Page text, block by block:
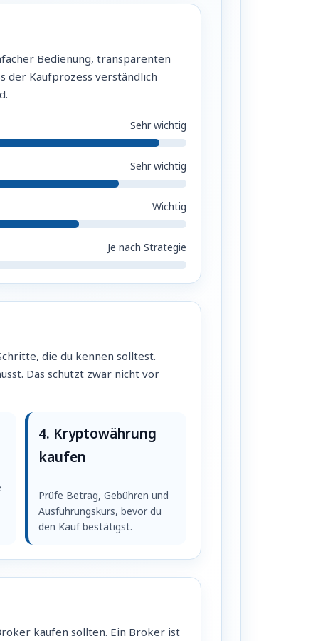
Bedienung, transparenten
der Kaufprozess verständlich
Sehr wichtig
Sehr wichtig
Wichtig
Je nach Strategie
die du kennen solltest.
Das schützt zwar nicht vor
4. Kryptowährung
kaufen
Prüfe Betrag, Gebühren und
Ausführungskurs, bevor du
den Kauf bestätigst.
kaufen sollten. Ein Broker ist